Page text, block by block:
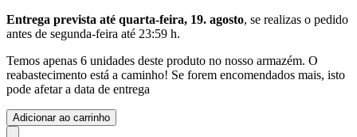
Entrega prevista até quarta-feira, 19. agosto, se realizas o pedido
antes de segunda-feira até 23:59 h.
Temos apenas 6 unidades deste produto no nosso armazém. O
reabastecimento está a caminho! Se forem encomendados mais, isto
pode afetar a data de entrega
Adicionar ao carrinho